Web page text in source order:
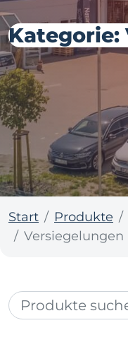
Kategorie:
Start Produkte
Versiegelungen